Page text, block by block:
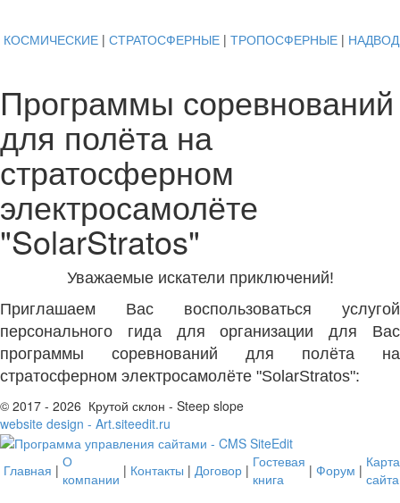
КОСМИЧЕСКИЕ | СТРАТОСФЕРНЫЕ | ТРОПОСФЕРНЫЕ |
Программы соревнований
для полёта на
стратосферном
электросамолёте
"SolarStratos"
Уважаемые искатели приключений!
Приглашаем Вас воспользоваться услугой
персонального гида для организации для Вас
программы соревнований для полёта на
стратосферном электросамолёте "SolarStratos":
© 2017 - 2026 Крутой склон - Steep slope
website design - Art.siteedit.ru
Главная | О
компании | Контакты | Договор | Гостевая
книга
| Форум | Карта
сайта